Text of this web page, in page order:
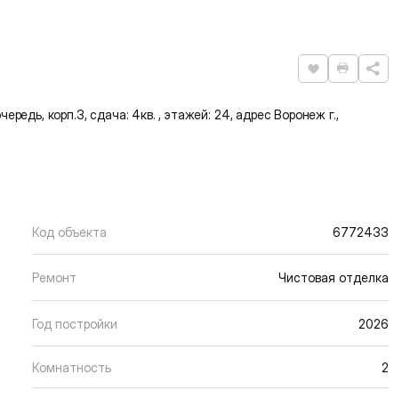
Нравится
корп.3, сдача: 4кв. , этажей: 24, адрес Воронеж г.,
Код объекта 6772433
Ремонт Чистовая отделка
Год постройки 2026
Комнатность 2